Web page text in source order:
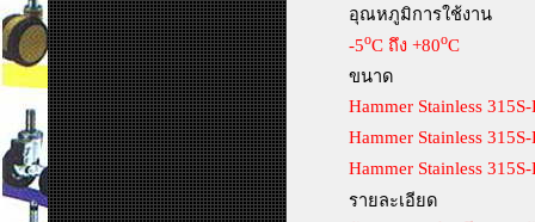
อุณหภูมิการใช้งาน
-5oC ถึง +80oC
ขนาด
Hammer Stainless
Hammer Stainless
Hammer Stainless
รายละเอียด